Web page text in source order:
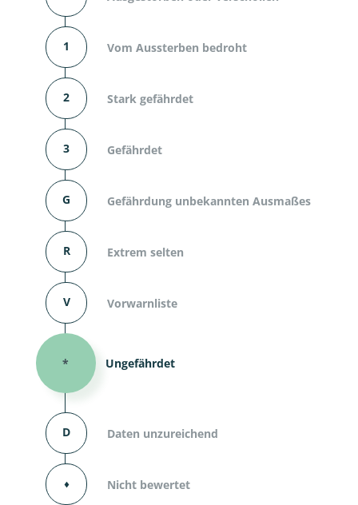
1 Vom Aussterben bedroht
2 Stark gefährdet
3 Gefährdet
G Gefährdung unbekannten Ausmaßes
R Extrem selten
V Vorwarnliste
* Ungefährdet
D Daten unzureichend
⬧ Nicht bewertet